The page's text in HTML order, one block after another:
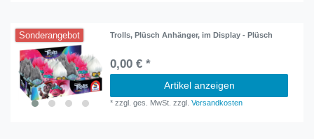
Sonderangebot Trolls, Plüsch Anhänger, im Display - Plüsch
0,00 € *
Artikel anzeigen
*zzgl. ges. MwSt. zzgl.Versandkosten